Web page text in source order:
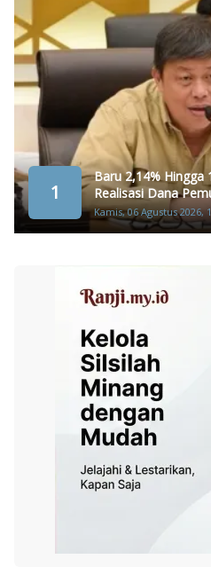
1
Baru 2,14% Hingga
Realisasi Dana
Kamis, 06 Agustus 2026,